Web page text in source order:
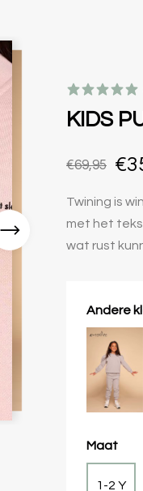
KIDS
€69,95
Twining is
met het
wat rust
Andere
Maat
1-2 Y